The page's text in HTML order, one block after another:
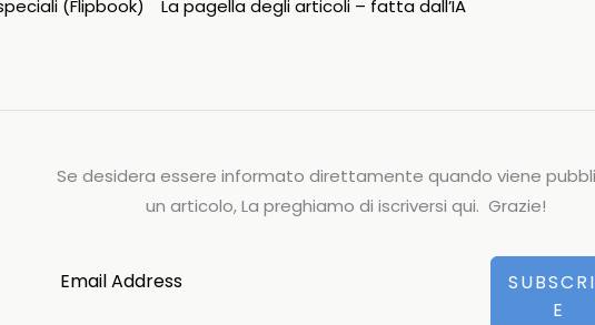
(Flipbook)
La pagella degli articoli – fatta dall’IA
Se desidera essere informato direttamente quando viene
un articolo, La preghiamo di iscriversi qui. Grazie!
E